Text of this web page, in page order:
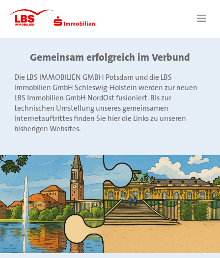
Gemeinsam erfolgreich im Verbund
Die LBS IMMOBILIEN GMBH Potsdam und die LBS
Immobilien GmbH Schleswig-Holstein werden zur neuen
LBS Immobilien GmbH NordOst fusioniert. Bis zur
technischen Umstellung unseres gemeinsamen
Internetauftrittes finden Sie hier die Links zu unseren
bisherigen Websites.